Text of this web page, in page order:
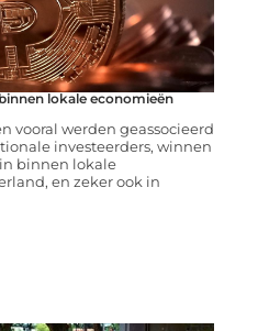
lokale economieën
vooral werden geassocieerd
investeerders, winnen
binnen lokale
en zeker ook in